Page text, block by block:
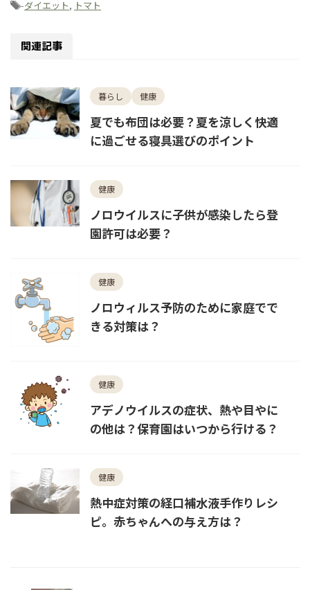
-ダイエット, トマト
関連記事
暮らし 健康
夏でも布団は必要？夏を涼しく快適
に過ごせる寝具選びのポイント
健康
ノロウイルスに子供が感染したら登
園許可は必要？
健康
ノロウィルス予防のために家庭でで
きる対策は？
健康
アデノウイルスの症状、熱や目やに
の他は？保育園はいつから行ける？
健康
熱中症対策の経口補水液手作りレシ
ピ。赤ちゃんへの与え方は？